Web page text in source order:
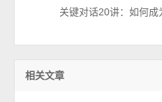
关键对话20讲：如何成
相关文章